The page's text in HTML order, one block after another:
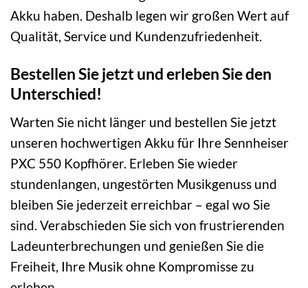
Akku haben. Deshalb legen wir großen Wert auf
Qualität, Service und Kundenzufriedenheit.
Bestellen Sie jetzt und erleben Sie den
Unterschied!
Warten Sie nicht länger und bestellen Sie jetzt
unseren hochwertigen Akku für Ihre Sennheiser
PXC 550 Kopfhörer. Erleben Sie wieder
stundenlangen, ungestörten Musikgenuss und
bleiben Sie jederzeit erreichbar – egal wo Sie
sind. Verabschieden Sie sich von frustrierenden
Ladeunterbrechungen und genießen Sie die
Freiheit, Ihre Musik ohne Kompromisse zu